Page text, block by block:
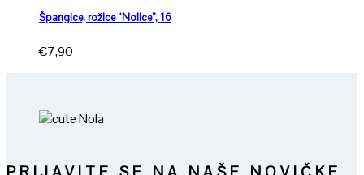
Špangice, rožice “Nolice”, 16
€7,90